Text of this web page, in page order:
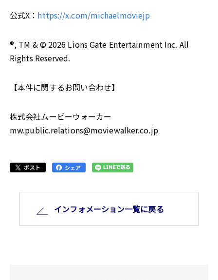
公式X： https://x.com/michaelmoviejp
®, TM & © 2026 Lions Gate Entertainment Inc. All
Rights Reserved.
【本件に関するお問い合わせ】
株式会社ムービーウォーカー
mw.public.relations@moviewalker.co.jp
インフォメーション⼀覧に戻る